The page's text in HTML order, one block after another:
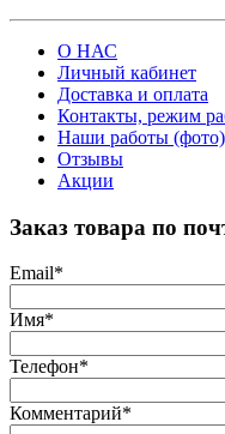
О НАС
Личный кабинет
Доставка и оплата
Контакты, режим
Наши работы (фото)
Отзывы
Акции
Заказ товара по
Email*
Имя*
Телефон*
Комментарий*